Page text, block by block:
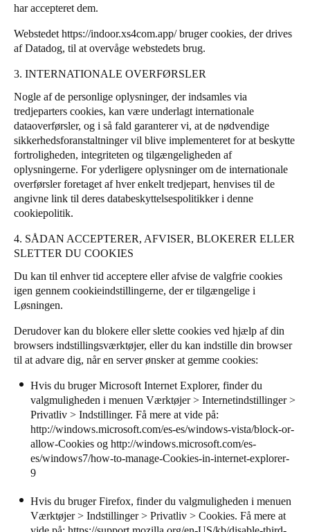
har accepteret dem.
Webstedet https://indoor.xs4com.app/bruger cookies, der drives
afDatadog, til at overvåge webstedets brug.
3. INTERNATIONALE OVERFØRSLER
Nogle af de personlige oplysninger, der indsamles via
tredjeparters cookies, kan være underlagt internationale
dataoverførsler, og i så fald garanterer vi, at de nødvendige
sikkerhedsforanstaltninger vil blive implementeret for at beskytte
fortroligheden, integriteten og tilgængeligheden af
oplysningerne. For yderligere oplysninger om de internationale
overførsler foretaget af hver enkelt tredjepart, henvises til de
angivne link til deres databeskyttelsespolitikker i denne
cookiepolitik.
4. SÅDAN ACCEPTERER, AFVISER, BLOKERER ELLER
SLETTER DU COOKIES
Du kan til enhver tid acceptere eller afvise de valgfrie cookies
igen gennem cookieindstillingerne, der er tilgængelige i
Løsningen.
Derudover kan du blokere eller slette cookies ved hjælp af din
browsers indstillingsværktøjer, eller du kan indstille din browser
til at advare dig, når en server ønsker at gemme cookies:
Hvis du bruger Microsoft Internet Explorer, finder du
valgmuligheden i menuen Værktøjer > Internetindstillinger >
Privatliv > Indstillinger. Få mere at vide på:
http://windows.microsoft.com/es-es/windows-vista/block-or-
allow-Cookies og http://windows.microsoft.com/es-
es/windows7/how-to-manage-Cookies-in-internet-explorer-
9
Hvis du bruger Firefox, finder du valgmuligheden i menuen
Værktøjer > Indstillinger > Privatliv > Cookies. Få mere at